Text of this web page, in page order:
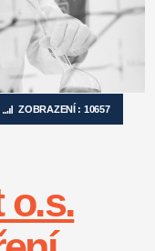
ZOBRAZENÍ : 10657
o.s.